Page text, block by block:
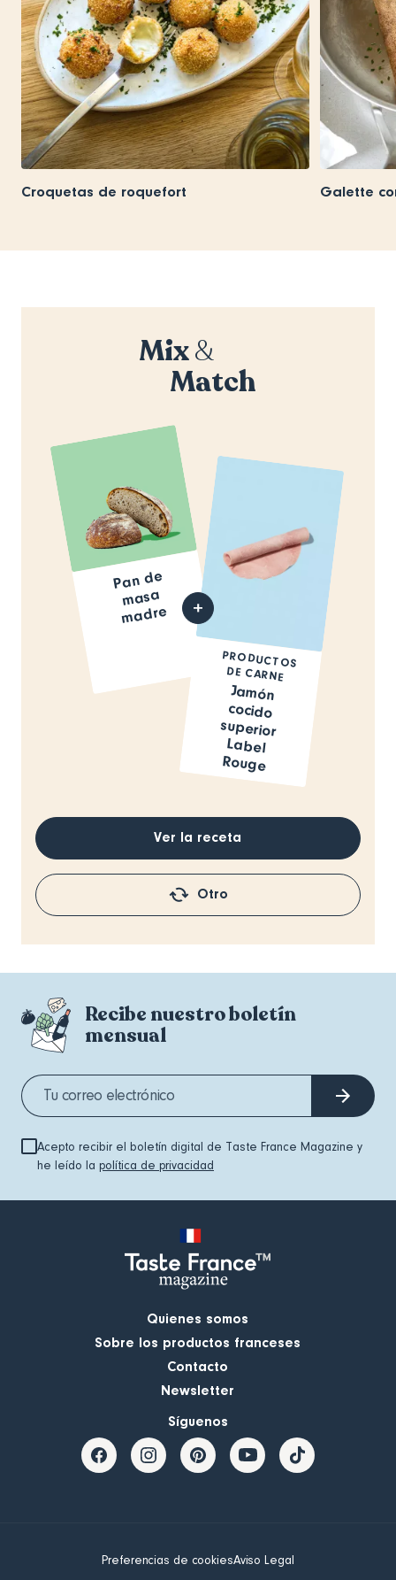
Croquetas de roquefort Galette
Mix&
Match
Pan de
masa
madre
PRODUCTOS
DE CARNE
Jamón
cocido
superior
Label
Rouge
Ver la receta
Otro
Recibe nuestro boletín
mensual
Acepto recibir el boletín digital de Taste France Magazine y
he leído la política de privacidad
Quienes somos
Sobre los productos franceses
Contacto
Newsletter
Síguenos
Preferencias de cookiesAviso Legal